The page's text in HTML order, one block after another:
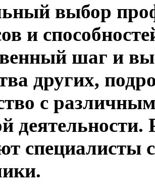
выбор
и
шаг и
других,
с
специалисты